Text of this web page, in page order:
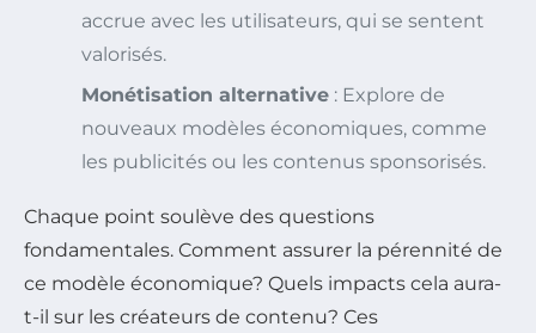
accrue avec les utilisateurs, qui se sentent
valorisés.
Monétisation alternative : Explore de
nouveaux modèles économiques, comme
les publicités ou les contenus sponsorisés.
Chaque point soulève des questions
fondamentales. Comment assurer la pérennité de
ce modèle économique? Quels impacts cela aura-
t-il sur les créateurs de contenu? Ces